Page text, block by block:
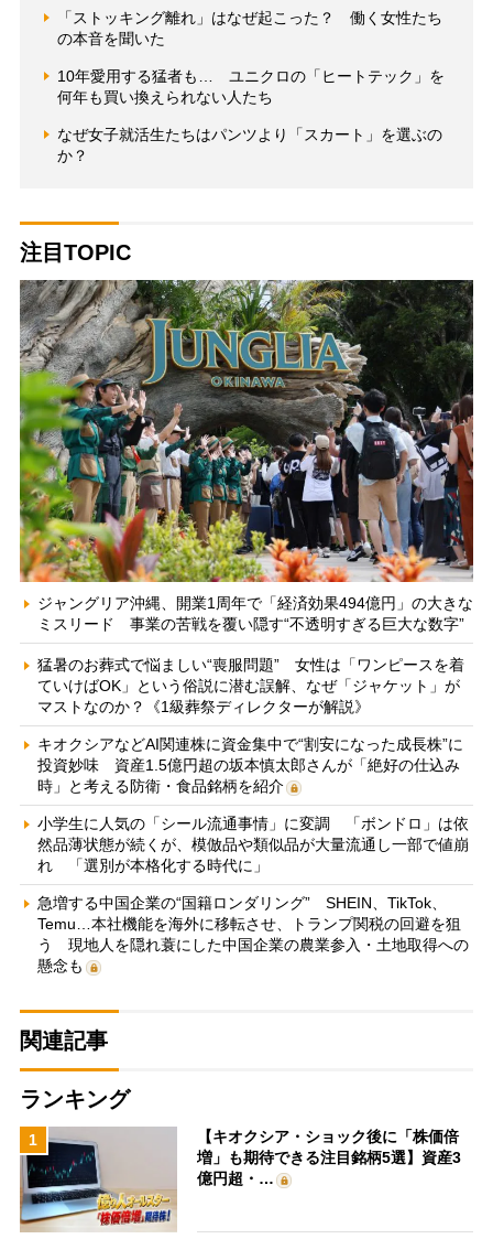
「ストッキング離れ」はなぜ起こった？ 働く女性たち
の本音を聞いた
10年愛用する猛者も… ユニクロの「ヒートテック」を
何年も買い換えられない人たち
なぜ女子就活生たちはパンツより「スカート」を選ぶの
か？
注目TOPIC
ジャングリア沖縄、開業1周年で「経済効果494億円」の大きな
ミスリード 事業の苦戦を覆い隠す“不透明すぎる巨大な数字”
猛暑のお葬式で悩ましい“喪服問題” 女性は「ワンピースを着
ていけばOK」という俗説に潜む誤解、なぜ「ジャケット」が
マストなのか？《1級葬祭ディレクターが解説》
キオクシアなどAI関連株に資金集中で“割安になった成長株”に
投資妙味 資産1.5億円超の坂本慎太郎さんが「絶好の仕込み
時」と考える防衛・食品銘柄を紹介
小学生に人気の「シール流通事情」に変調 「ボンドロ」は依
然品薄状態が続くが、模倣品や類似品が大量流通し一部で値崩
れ 「選別が本格化する時代に」
急増する中国企業の“国籍ロンダリング” SHEIN、TikTok、
Temu…本社機能を海外に移転させ、トランプ関税の回避を狙
う 現地人を隠れ蓑にした中国企業の農業参入・土地取得への
懸念も
関連記事
ランキング
1
【キオクシア・ショック後に「株価倍
増」も期待できる注目銘柄5選】資産3
億円超・…